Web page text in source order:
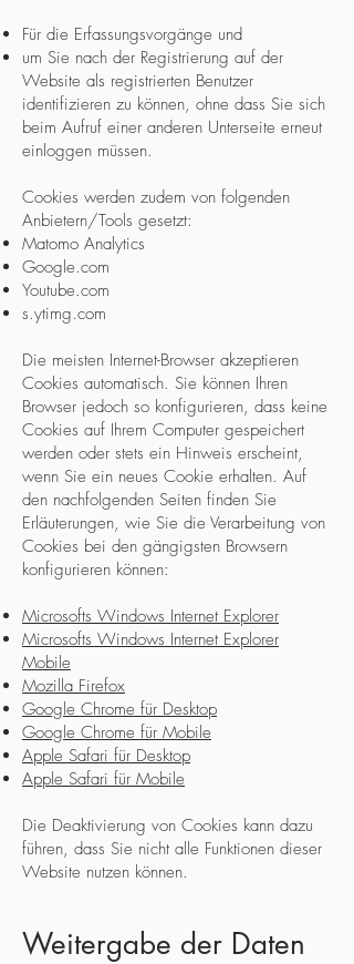
Für die Erfassungsvorgänge und
um Sie nach der Registrierung auf der
Website als registrierten Benutzer
identifizieren zu können, ohne dass Sie sich
beim Aufruf einer anderen Unterseite erneut
einloggen müssen.
Cookies werden zudem von folgenden
Anbietern/Tools gesetzt:
Matomo Analytics
Google.com
Youtube.com
s.ytimg.com
Die meisten Internet-Browser akzeptieren
Cookies automatisch. Sie können Ihren
Browser jedoch so konfigurieren, dass keine
Cookies auf Ihrem Computer gespeichert
werden oder stets ein Hinweis erscheint,
wenn Sie ein neues Cookie erhalten. Auf
den nachfolgenden Seiten finden Sie
Erläuterungen, wie Sie die Verarbeitung von
Cookies bei den gängigsten Browsern
konfigurieren können:
Microsofts Windows Internet Explorer
Microsofts Windows Internet Explorer
Mobile
Mozilla Firefox
Google Chrome für Desktop
Google Chrome für Mobile
Apple Safari für Desktop
Apple Safari für Mobile
Die Deaktivierung von Cookies kann dazu
führen, dass Sie nicht alle Funktionen dieser
Website nutzen können.
Weitergabe der Daten